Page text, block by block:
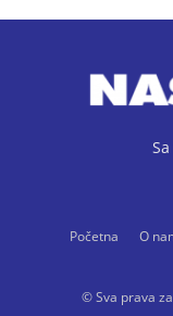
Početna O
© Sva prava